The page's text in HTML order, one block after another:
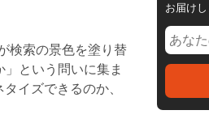
検索の景色を塗り替
という問いに集ま
イズできるのか、
お届け